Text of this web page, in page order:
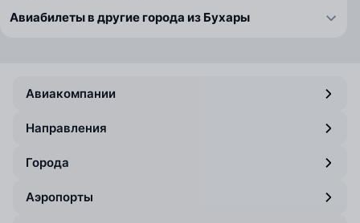
Авиабилеты в другие города из Бухары
Авиакомпании
Направления
Города
Аэропорты